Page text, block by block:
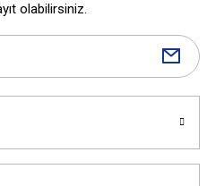
olabilirsiniz.